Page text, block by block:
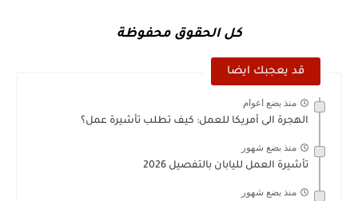
كل الحقوق محفوظة
قد يعجبك ايضا
منذ بضع اعوام
الهجرة الى أمريكا للعمل: كيف تطلب تأشيرة عمل؟
منذ بضع شهور
تأشيرة العمل لليابان بالتفصيل 2026
منذ بضع شهور